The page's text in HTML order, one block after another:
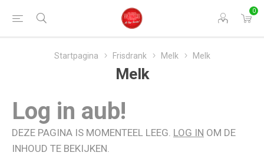
0
Startpagina Frisdrank Melk Melk
Melk
Log in aub!
DEZE PAGINA IS MOMENTEEL LEEG. LOG IN OM DE
INHOUD TE BEKIJKEN.